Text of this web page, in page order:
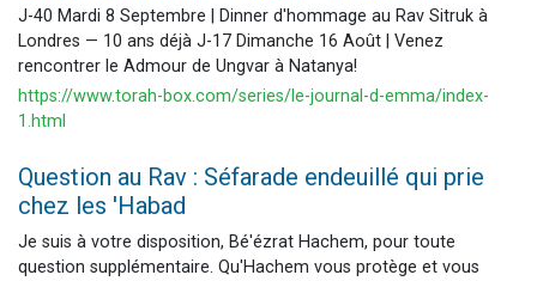
J-40 Mardi 8 Septembre | Dinner d'hommage au Rav Sitruk à
Londres — 10 ans déjà J-17 Dimanche 16 Août | Venez
rencontrer le Admour de Ungvar à Natanya!
https://www.torah-box.com/series/le-journal-d-emma/index-
1.html
Question au Rav : Séfarade endeuillé qui prie
chez les 'Habad
Je suis à votre disposition, Bé'ézrat Hachem, pour toute
question supplémentaire. Qu'Hachem vous protège et vous